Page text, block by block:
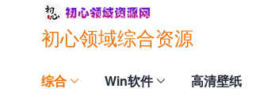
初心领域综合资源
综合 Win软件 高清壁纸